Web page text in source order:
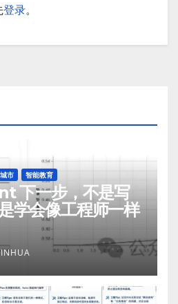
登录。
市 智能教育
下一步，不是写
学会像工程师一样